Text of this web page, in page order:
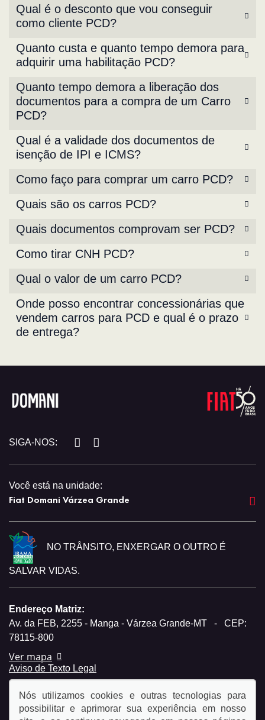
Qual é o desconto que vou conseguir
como cliente PCD?
Quanto custa e quanto tempo demora para
adquirir uma habilitação PCD?
Quanto tempo demora a liberação dos
documentos para a compra de um Carro
PCD?
Qual é a validade dos documentos de
isenção de IPI e ICMS?
Como faço para comprar um carro PCD?
Quais são os carros PCD?
Quais documentos comprovam ser PCD?
Como tirar CNH PCD?
Qual o valor de um carro PCD?
Onde posso encontrar concessionárias que
vendem carros para PCD e qual é o prazo
de entrega?
SIGA-NOS:
Você está na unidade:
Fiat Domani Várzea Grande
NO TRÂNSITO, ENXERGAR O OUTRO É
SALVAR VIDAS.
Endereço Matriz:
Av. da FEB, 2255 - Manga - Várzea Grande-MT
-
CEP:
78115-800
Ver mapa
Aviso de Texto Legal
Nós utilizamos cookies e outras tecnologias para
possibilitar e aprimorar sua experiência em nosso